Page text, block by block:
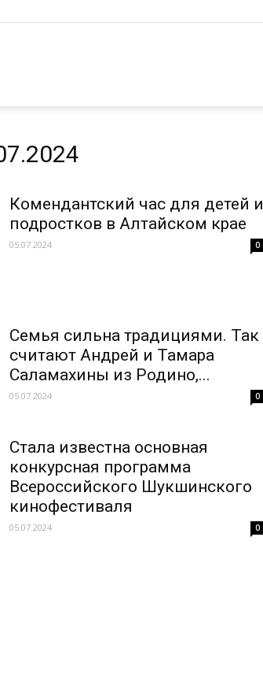
Комендантский час для детей и
подростков в Алтайском крае
05.07.2024 0
Семья сильна традициями. Так
считают Андрей и Тамара
Саламахины из Родино,...
05.07.2024 0
Стала известна основная
конкурсная программа
Всероссийского Шукшинского
кинофестиваля
05.07.2024 0